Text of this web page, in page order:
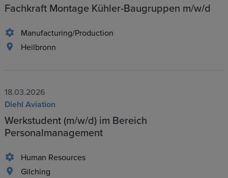
Fachkraft Montage Kühler-Baugruppen m/w/d
Manufacturing/Production
Heilbronn
18.03.2026
Diehl Aviation
Werkstudent (m/w/d) im Bereich
Personalmanagement
Human Resources
Gilching